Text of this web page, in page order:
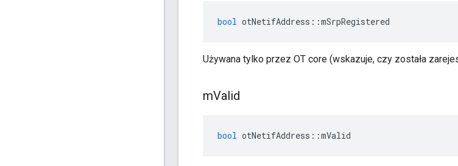
bool otNetifAddress ::mSrpRegistered
Używana tylko przez OT core (wskazuje, czy została
mValid
bool otNetifAddress ::mValid